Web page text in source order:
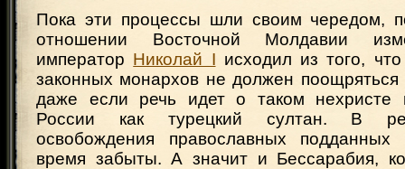
Пока эти процессы шли своим чередом,
отношении Восточной Молдавии
император Николай I исходил из того,
законных монархов не должен
даже если речь идет о таком нехристе
России как турецкий султан. В
освобождения православных
время забыты. А значит и Бессарабия,